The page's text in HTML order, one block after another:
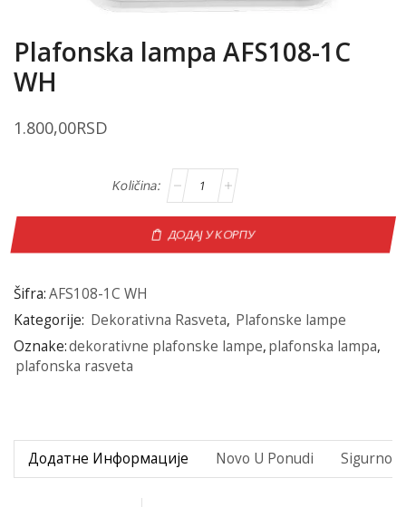
Plafonska lampa AFS108-1C
WH
1.800,00RSD
ДОДАЈ У КОРПУ
Šifra:AFS108-1C WH
Kategorije: Dekorativna Rasveta, Plafonske lampe
Oznake:dekorativne plafonske lampe,plafonska lampa,
plafonska rasveta
Додатне Информације Novo U Ponudi Sigurno